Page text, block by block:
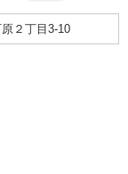
２丁目3-10